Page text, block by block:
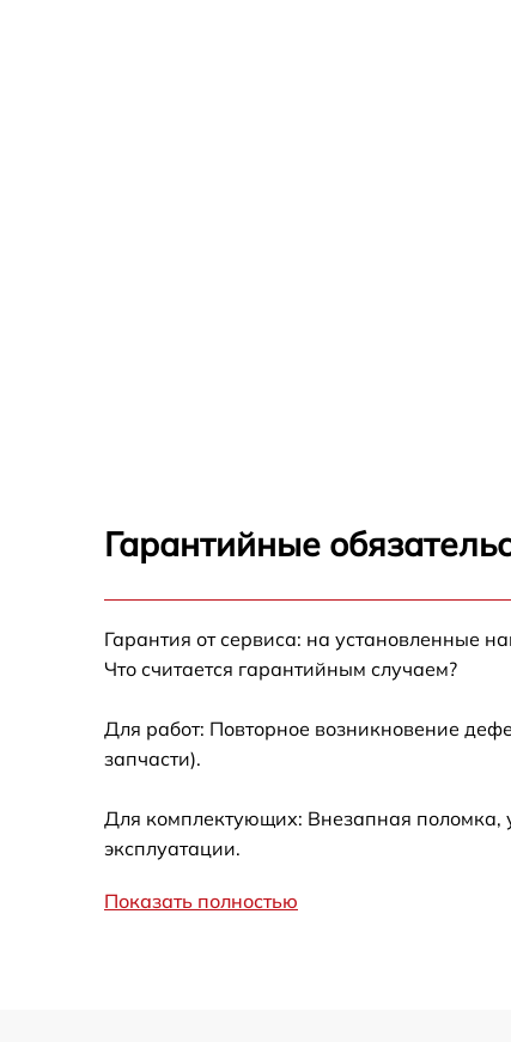
Гарантийные
Гарантия от сервиса: на установленные
Что считается гарантийным случаем?
Для работ: Повторное возникновение
запчасти).
Для комплектующих: Внезапная поломка,
эксплуатации.
Показать полностью